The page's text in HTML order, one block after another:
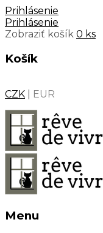
Prihlásenie
Prihlásenie
Zobraziť košík 0 ks
Košík
CZK EUR
Menu